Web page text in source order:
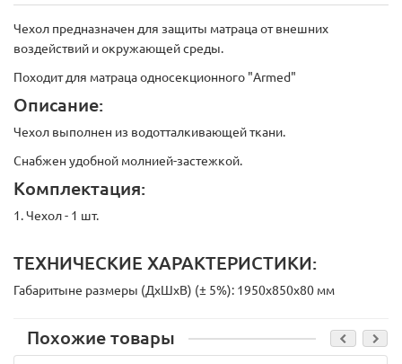
Чехол предназначен для защиты матраца от внешних
воздействий и окружающей среды.
Походит для матраца односекционного "Armed"
Описание:
Чехол выполнен из водотталкивающей ткани.
Снабжен удобной молнией-застежкой.
Комплектация:
1. Чехол - 1 шт.
ТЕХНИЧЕСКИЕ ХАРАКТЕРИСТИКИ:
Габаритыне размеры (ДхШхВ) (± 5%): 1950х850х80 мм
Похожие товары